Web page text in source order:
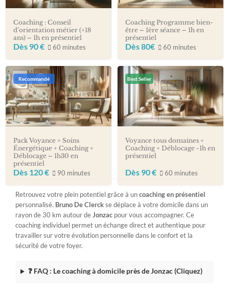
Coaching : Conseil
d’orientation métier (+18
ans) – 1h en présentiel
Dès 90 € 60 minutes
Coaching Programme bien-
être – 1ère séance – 1h en
présentiel
Dès 80€ 60 minutes
Recommandé
Pack Voyance + Soins
Énergétique + Coaching +
Déblocage – 1h30 en
présentiel
Dès 120 € 90 minutes
Best Seller
Voyance tous domaines +
Coaching + Déblocage -1h en
présentiel
Dès 90 € 60 minutes
Retrouvez votre plein potentiel grâce à uncoaching en présentiel
personnalisé. Bruno De Clerckse déplace à votre domicile dans un
rayon de 30 km autour deJonzacpour vous accompagner. Ce
coaching individuel permet un échange direct et authentique pour
travailler sur votre évolution personnelle dans le confort et la
sécurité de votre foyer.
❓ FAQ : Le coaching à domicile près de Jonzac (Cliquez)